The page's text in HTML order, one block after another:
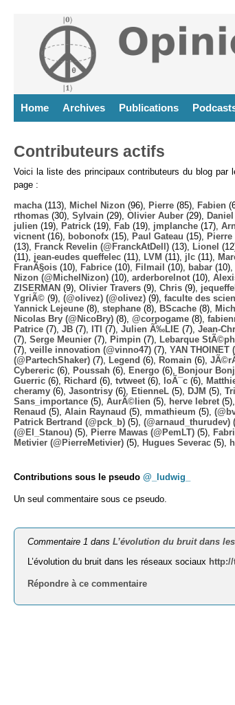
Home Archives Publications
Contributeurs actifs
Voici la liste des principaux contributeurs du blog par
page :
macha (113), Michel Nizon (96), Pierre (85), Fabien
rthomas (30), Sylvain (29), Olivier Auber (29), Daniel
julien (19), Patrick (19), Fab (19), jmplanche (17),
vicnent (16), bobonofx (15), Paul Gateau (15), Pierre
(13),
Franck Revelin (@FranckAtDell) (13), Lionel
(11), jean-eudes queffelec (11), LVM (11), jlc (11),
FranÃ§ois (10), Fabrice (10), Filmail (10), babar (10),
Nizon (@MichelNizon) (10), arderborelnot (10),
ZISERMAN (9), Olivier Travers (9), Chris (9),
YgriÃ© (9), (@olivez) (@olivez) (9), faculte des
Yannick Lejeune (8), stephane (8), BScache (8),
Nicolas Bry (@NicoBry) (8), @corpogame (8),
Patrice (7), JB (7), ITI (7), Julien Ã‰LIE (7), Jean-
(7), Serge Meunier (7), Pimpin (7), Lebarque
(7), veille innovation (@vinno47) (7), YAN THOINET
(@PartechShaker) (7), Legend (6), Romain (6),
Cybereric (6), Poussah (6), Energo (6), Bonjour
Guerric (6), Richard (6), tvtweet (6), loÃ¯c (6),
cheramy (6), Jasontrisy (6), EtienneL (5), DJM (5),
Sans_importance (5), AurÃ©lien (5), herve lebret (5),
Renaud (5), Alain Raynaud (5), mmathieum (5),
Patrick Bertrand (@pck_b) (5), (@arnaud_thurudev)
(@El_Stanou) (5), Pierre Mawas (@PemLT) (5),
Metivier (@PierreMetivier) (5), Hugues Severac (5),
Contributions sous le pseudo @_ludwig_
Un seul commentaire sous ce pseudo.
Commentaire 1 dansL’évolution du bruit dans
L’évolution du bruit dans les réseaux sociaux
Répondre à ce commentaire